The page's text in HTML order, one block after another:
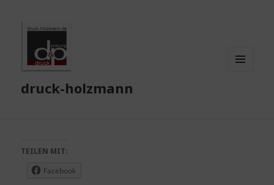
druck-holzmann
TEILEN MIT:
Facebook